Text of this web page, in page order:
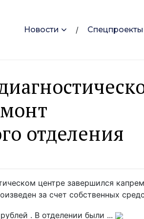
Новости Спецпроекты
отделения
центре завершился
за счет собственных
. В отделении были ...